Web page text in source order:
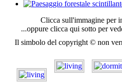
Clicca sull'immagine per
...oppure clicca qui sotto per
Il simbolo del copyright © non